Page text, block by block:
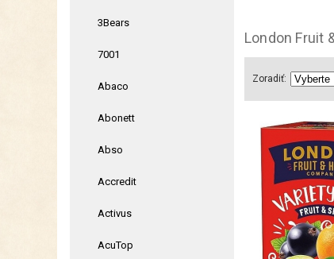
3Bears
7001
Abaco
Abonett
Abso
Accredit
Activus
AcuTop
London Fruit
Zoradiť: